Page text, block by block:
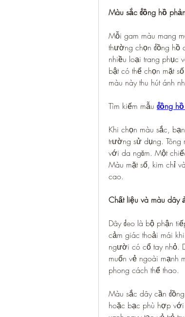
Màu sắc đồng hồ
Mỗi gam màu mang
thường chọn đồng hồ
nhiều loại trang phục
bật có thể chọn mặt
màu này thu hút ánh
Tìm kiếm mẫu đồng
Khi chọn màu sắc,
trường sử dụng. Tông
với da ngăm. Một
Màu mặt số, kim chỉ
cao.
Chất liệu và màu dây
Dây đeo là bộ phận
cảm giác thoải mái
người có cổ tay nhỏ.
muốn vẻ ngoài mạnh
phong cách thể thao.
Màu sắc dây cần
hoặc bạc phù hợp với